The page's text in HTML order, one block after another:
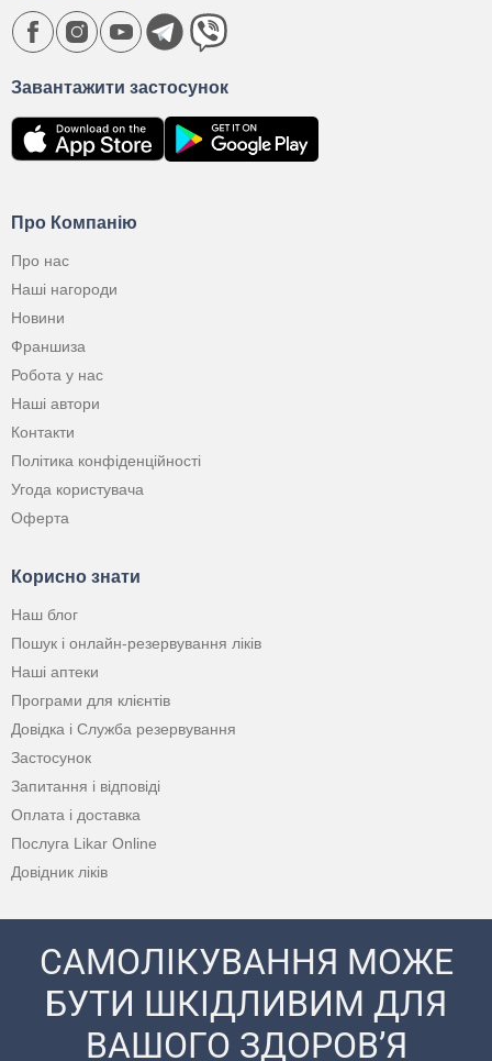
Про Компанію
Про нас
Наші нагороди
Новини
Франшиза
Робота у нас
Наші автори
Контакти
Політика конфіденційності
Угода користувача
Оферта
Корисно знати
Наш блог
Пошук і онлайн-резервування ліків
Наші аптеки
Програми для клієнтів
Довідка і Служба резервування
Застосунок
Запитання і відповіді
Оплата і доставка
Послуга Likar Online
Довідник ліків
Завантажити застосунок
САМОЛІКУВАННЯ МОЖЕ
БУТИ ШКІДЛИВИМ ДЛЯ
ВАШОГО ЗДОРОВ’Я